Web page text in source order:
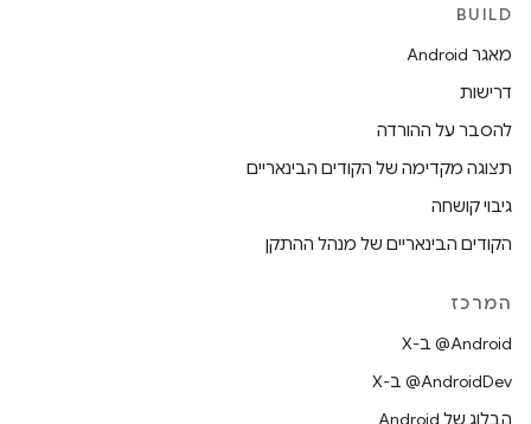
BUILD
מאגר Android
דרישות
להסבר על ההורדה
תצוגה מקדימה של הקודים הבינאריים
גיבוי קושחה
הקודים הבינאריים של מנהל ההתקן
המרכז
‫‎@Android ב-X
‫‎@AndroidDev ב-X
הבלוג של Android